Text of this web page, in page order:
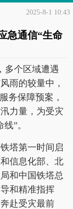
2025-8-1 10:43
急通信“生命
多个区域遭遇
雨的较量中，
务保障预案，
力量，为受灾
”。
塔第一时间启
信息化部、北
和中国铁塔总
和精准指挥
赴受灾最前